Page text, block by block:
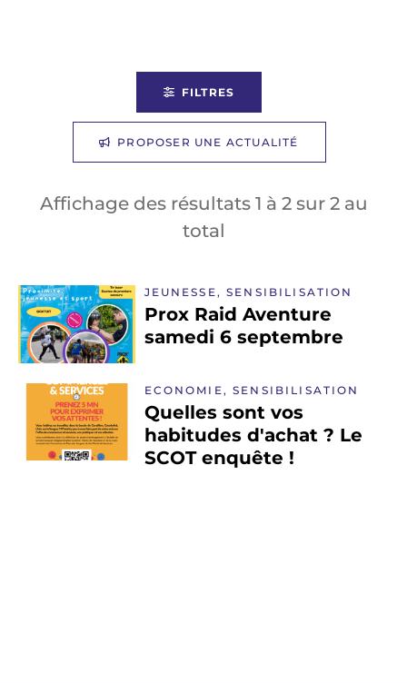
FILTRES
PROPOSER UNE ACTUALITÉ
Affichage des résultats 1 à 2sur 2au
total
JEUNESSE, SENSIBILISATION
Prox Raid Aventure
samedi 6 septembre
ECONOMIE, SENSIBILISATION
Quelles sont vos
habitudes d'achat ? Le
SCOT enquête !